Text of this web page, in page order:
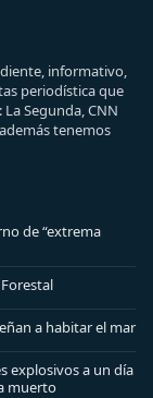
informativo,
periodística que
Segunda, CNN
tenemos
de “extrema
a habitar el mar
explosivos a un día
muerto